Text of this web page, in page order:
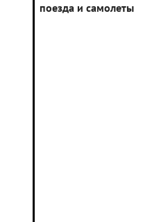
поезда и самолеты